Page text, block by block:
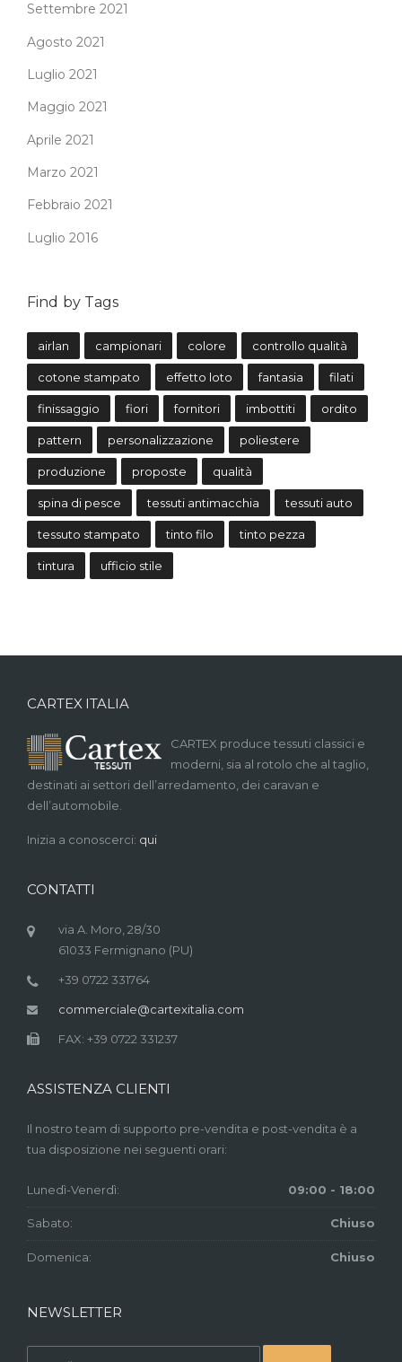
Settembre 2021
Agosto 2021
Luglio 2021
Maggio 2021
Aprile 2021
Marzo 2021
Febbraio 2021
Luglio 2016
Find by Tags
airlan campionari colore controllo qualità
cotone stampato effetto loto fantasia filati
finissaggio fiori fornitori imbottiti ordito
pattern personalizzazione poliestere
produzione proposte qualità
spina di pesce tessuti antimacchia tessuti auto
tessuto stampato tinto filo tinto pezza
tintura ufficio stile
CARTEX ITALIA
CARTEX produce tessuti classici e
moderni, sia al rotolo che al taglio,
destinati ai settori dell’arredamento, dei caravan e
dell’automobile.
Inizia a conoscerci: qui
CONTATTI
via A. Moro, 28/30
61033 Fermignano (PU)
+39 0722 331764
commerciale@cartexitalia.com
FAX: +39 0722 331237
ASSISTENZA CLIENTI
Il nostro team di supporto pre-vendita e post-vendita è a
tua disposizione nei seguenti orari:
Lunedì-Venerdì: 09:00 - 18:00
Sabato: Chiuso
Domenica: Chiuso
NEWSLETTER